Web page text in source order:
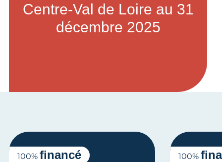
Centre-Val de Loire au 31
décembre 2025
100% financé 100%